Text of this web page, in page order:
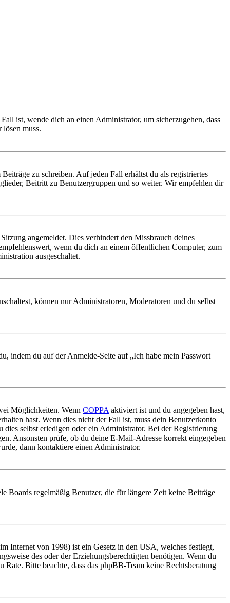
ist, wende dich an einen Administrator, um sicherzugehen, dass
muss.
zu schreiben. Auf jeden Fall erhältst du als registriertes
Beitritt zu Benutzergruppen und so weiter. Wir empfehlen dir
angemeldet. Dies verhindert den Missbrauch deines
wenn du dich an einem öffentlichen Computer, zum
ausgeschaltet.
können nur Administratoren, Moderatoren und du selbst
indem du auf der Anmelde-Seite auf „Ich habe mein Passwort
Möglichkeiten. Wenn COPPA aktiviert ist und du angegeben hast,
hast. Wenn dies nicht der Fall ist, muss dein Benutzerkonto
selbst erledigen oder ein Administrator. Bei der Registrierung
Ansonsten prüfe, ob du deine E-Mail-Adresse korrekt eingegeben
dann kontaktiere einen Administrator.
Boards regelmäßig Benutzer, die für längere Zeit keine Beiträge
Internet von 1998) ist ein Gesetz in den USA, welches festlegt,
des oder der Erziehungsberechtigten benötigen. Wenn du
Bitte beachte, dass das phpBB-Team keine Rechtsberatung